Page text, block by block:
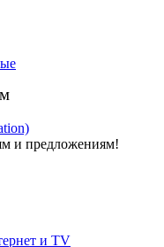
и предложениям!
и TV